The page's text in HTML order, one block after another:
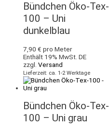
Bündchen Öko-Tex-
100 – Uni
dunkelblau
7,90 € pro Meter
Enthält 19% MwSt. DE
zzgl. Versand
Lieferzeit: ca. 1-2 Werktage
Bündchen Öko-Tex-
100 – Uni grau